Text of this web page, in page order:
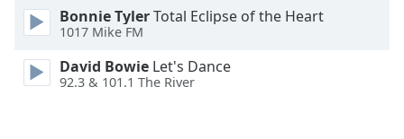
Text
Edge
Bonnie TylerTotal Eclipse of the Heart
1017 Mike FM
David Bowie Let's Dance
92.3 & 101.1 The River